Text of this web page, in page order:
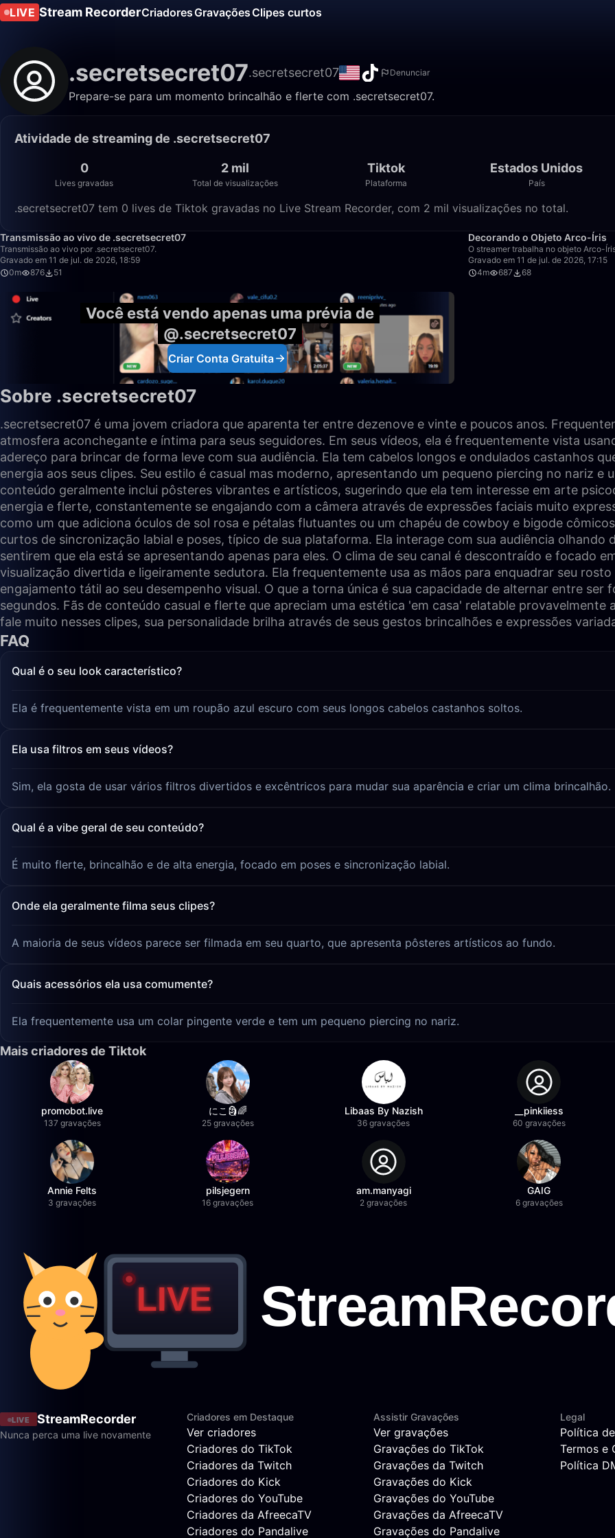
LIVE Stream RecorderCriadoresGravaçõesClipes curtos
.secretsecret07.secretsecret07 Denunciar
Prepare-se para um momento brincalhão e flerte com .secretsecret07.
Atividade de streaming de .secretsecret07
0
Lives gravadas
2 mil
Total de visualizações
Tiktok
Plataforma
Estados Unidos
País
.secretsecret07 tem 0 lives de Tiktok gravadas no Live Stream Recorder, com 2 mil visualizações no total.
Transmissão ao vivo de .secretsecret07
Transmissão ao vivo por .secretsecret07.
Gravado em 11 de jul. de 2026, 18:59
0m
876 51
Decorando o Objeto Arco-Íris
O streamer trabalha no objeto Arco-
Gravado em 11 de jul. de 2026, 17:15
4m
687 68
Você está vendo apenas uma prévia de
@.secretsecret07
Criar Conta Gratuita
Sobre .secretsecret07
.secretsecret07 é uma jovem criadora que aparenta ter entre dezenove e vinte e poucos anos.
atmosfera aconchegante e íntima para seus seguidores. Em seus vídeos, ela é frequentemente vista
adereço para brincar de forma leve com sua audiência. Ela tem cabelos longos e ondulados castanhos
energia aos seus clipes. Seu estilo é casual mas moderno, apresentando um pequeno piercing no nariz
conteúdo geralmente inclui pôsteres vibrantes e artísticos, sugerindo que ela tem interesse em arte
energia e flerte, constantemente se engajando com a câmera através de expressões faciais muito
como um que adiciona óculos de sol rosa e pétalas flutuantes ou um chapéu de cowboy e bigode
curtos de sincronização labial e poses, típico de sua plataforma. Ela interage com sua audiência
sentirem que ela está se apresentando apenas para eles. O clima de seu canal é descontraído e focado
visualização divertida e ligeiramente sedutora. Ela frequentemente usa as mãos para enquadrar seu
engajamento tátil ao seu desempenho visual. O que a torna única é sua capacidade de alternar entre ser
segundos. Fãs de conteúdo casual e flerte que apreciam uma estética 'em casa' relatable
fale muito nesses clipes, sua personalidade brilha através de seus gestos brincalhões e expressões
FAQ
Qual é o seu look característico?
Ela é frequentemente vista em um roupão azul escuro com seus longos cabelos castanhos soltos.
Ela usa filtros em seus vídeos?
Sim, ela gosta de usar vários filtros divertidos e excêntricos para mudar sua aparência e criar um clima brincalhão.
Qual é a vibe geral de seu conteúdo?
É muito flerte, brincalhão e de alta energia, focado em poses e sincronização labial.
Onde ela geralmente filma seus clipes?
A maioria de seus vídeos parece ser filmada em seu quarto, que apresenta pôsteres artísticos ao fundo.
Quais acessórios ela usa comumente?
Ela frequentemente usa um colar pingente verde e tem um pequeno piercing no nariz.
Mais criadores de Tiktok
promobot.live
137 gravações
にこ🗿🌈
25 gravações
Libaas By Nazish
36 gravações
__pinkiiess
60 gravações
Annie Felts
3 gravações
pilsjegern
16 gravações
am.manyagi
2 gravações
GAIG
6 gravações
LIVE StreamRecorder
Nunca perca uma live novamente
Criadores em Destaque
Ver criadores
Criadores do TikTok
Criadores da Twitch
Criadores do Kick
Criadores do YouTube
Criadores da AfreecaTV
Criadores do Pandalive
Assistir Gravações
Ver gravações
Gravações do TikTok
Gravações da Twitch
Gravações do Kick
Gravações do YouTube
Gravações da AfreecaTV
Gravações do Pandalive
Legal
Política
Termos e
Política